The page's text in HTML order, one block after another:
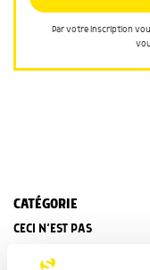
Par votre inscription
CATÉGORIE
CECI N’EST PAS